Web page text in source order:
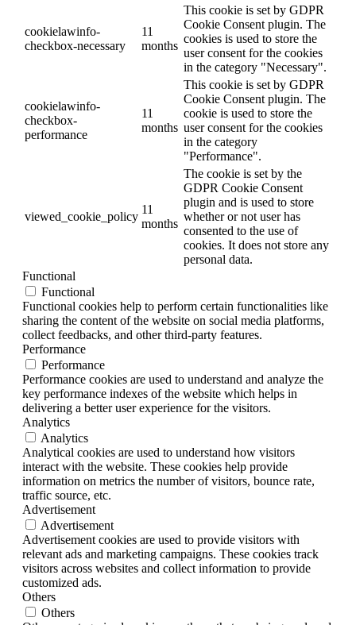
cookielawinfo-
checkbox-necessary
11
months
This cookie is set by GDPR
Cookie Consent plugin. The
cookies is used to store the
user consent for the cookies
in the category "Necessary".
cookielawinfo-
checkbox-
performance
11
months
This cookie is set by GDPR
Cookie Consent plugin. The
cookie is used to store the
user consent for the cookies
in the category
"Performance".
viewed_cookie_policy
11
months
The cookie is set by the
GDPR Cookie Consent
plugin and is used to store
whether or not user has
consented to the use of
cookies. It does not store any
personal data.
Functional
Functional
Functional cookies help to perform certain functionalities like
sharing the content of the website on social media platforms,
collect feedbacks, and other third-party features.
Performance
Performance
Performance cookies are used to understand and analyze the
key performance indexes of the website which helps in
delivering a better user experience for the visitors.
Analytics
Analytics
Analytical cookies are used to understand how visitors
interact with the website. These cookies help provide
information on metrics the number of visitors, bounce rate,
traffic source, etc.
Advertisement
Advertisement
Advertisement cookies are used to provide visitors with
relevant ads and marketing campaigns. These cookies track
visitors across websites and collect information to provide
customized ads.
Others
Others